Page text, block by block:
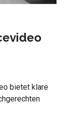
bietet klare